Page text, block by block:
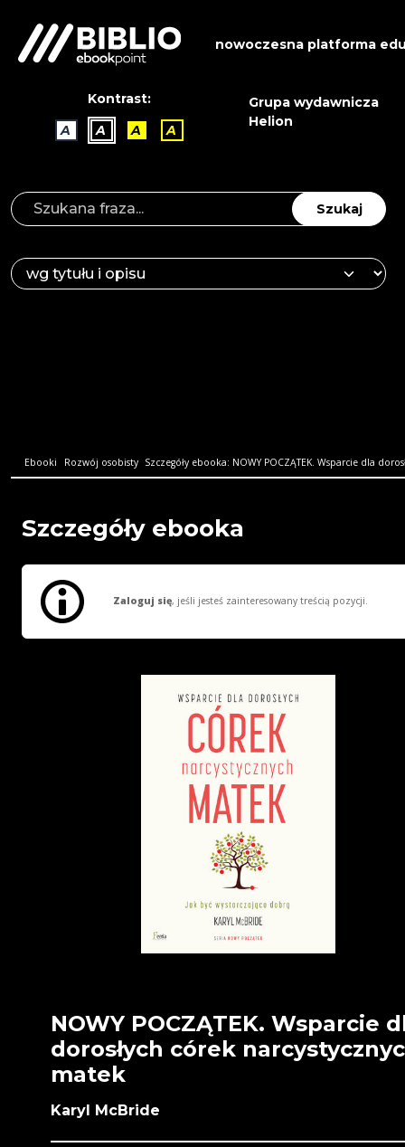
nowoczesna platforma
Kontrast:
A
A A A
Grupa wydawnicza
Helion
Szukaj
Ebooki Rozwój osobisty Szczegóły ebooka: NOWY POCZĄTEK. Wsparcie dla
Szczegóły ebooka
Zaloguj się, jeśli jesteś zainteresowany treścią pozycji.
NOWY POCZĄTEK. Wsparcie
dorosłych córek
matek
Karyl McBride